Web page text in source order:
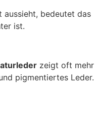
bedeutet das
ist.
zeigt oft mehr
pigmentiertes Leder.